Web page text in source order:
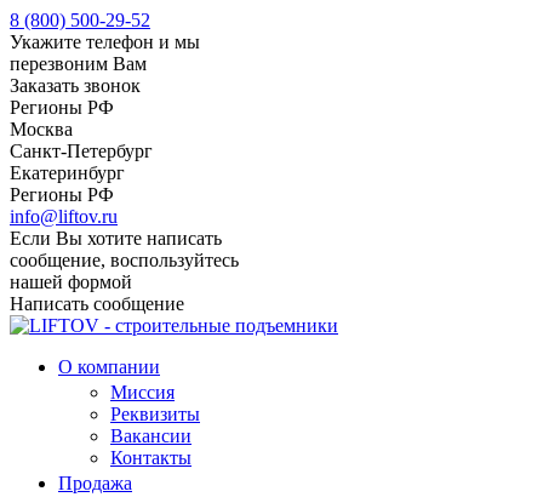
8 (800) 500-29-52
Укажите телефон и мы
перезвоним Вам
Заказать звонок
Регионы РФ
Москва
Санкт-Петербург
Екатеринбург
Регионы РФ
info@liftov.ru
Если Вы хотите написать
сообщение, воспользуйтесь
нашей формой
Написать сообщение
О компании
Миссия
Реквизиты
Вакансии
Контакты
Продажа